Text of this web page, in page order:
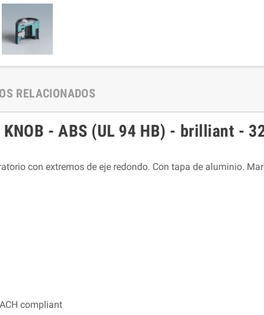
RELACIONADOS
KNOB - ABS (UL 94 HB) - brilliant -
con extremos de eje redondo. Con tapa de aluminio.
compliant